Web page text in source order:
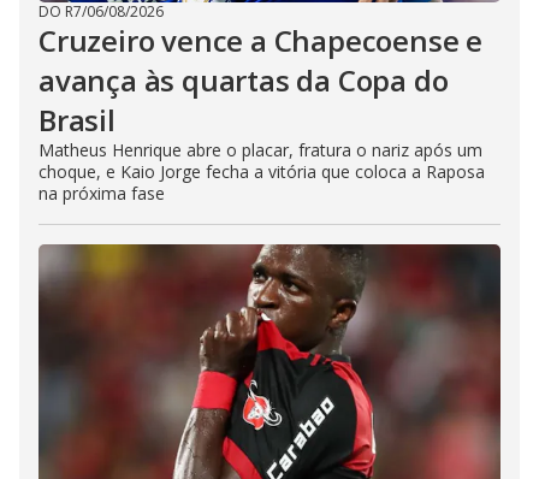
DO R7/06/08/2026
Cruzeiro vence a Chapecoense e
avança às quartas da Copa do
Brasil
Matheus Henrique abre o placar, fratura o nariz após um
choque, e Kaio Jorge fecha a vitória que coloca a Raposa
na próxima fase